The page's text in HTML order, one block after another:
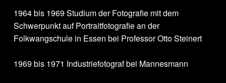
1964 bis 1969 Studium der Fotografie mit dem
Schwerpunkt auf Portraitfotografie an der
Folkwangschule in Essen bei Professor Otto Steinert
1969 bis 1971 Industriefotograf bei Mannesmann